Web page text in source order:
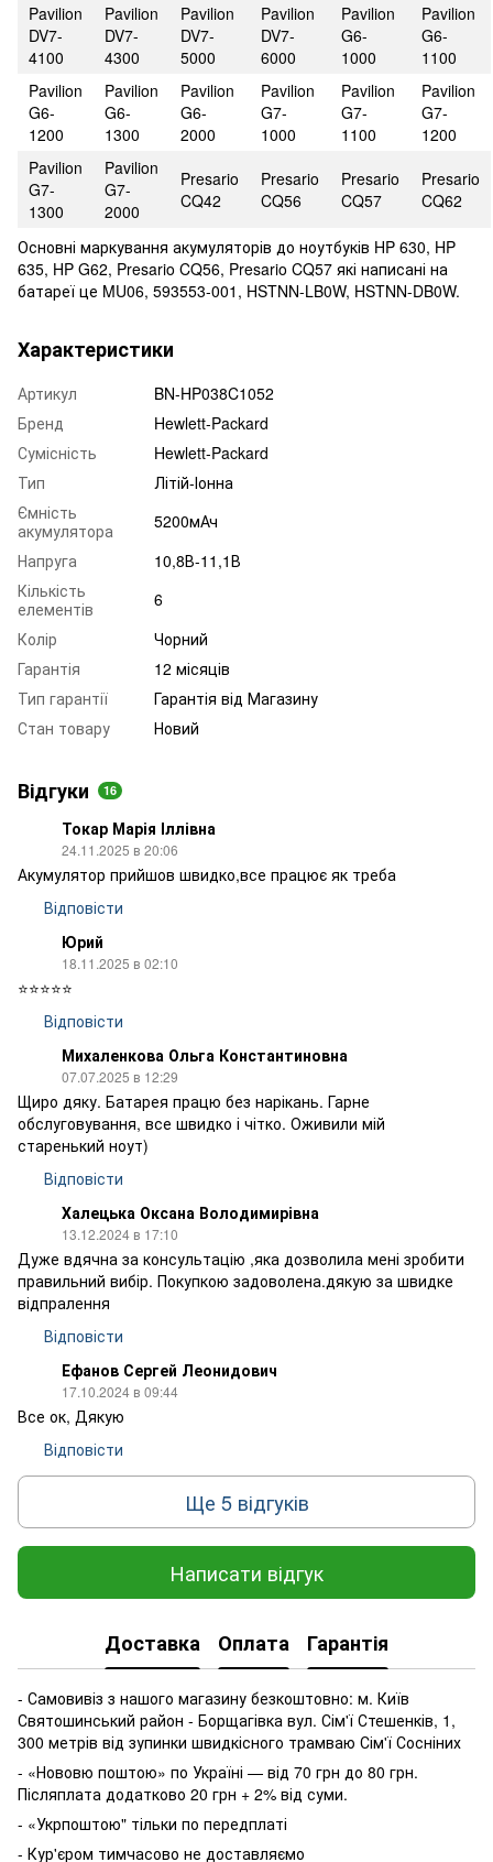
Pavilion
DV7-
4100
Pavilion
DV7-
4300
Pavilion
DV7-
5000
Pavilion
DV7-
6000
Pavilion
G6-
1000
Pavilion
G6-
1100
Pavilion
G6-
1200
Pavilion
G6-
1300
Pavilion
G6-
2000
Pavilion
G7-
1000
Pavilion
G7-
1100
Pavilion
G7-
1200
Pavilion
G7-
1300
Pavilion
G7-
2000
Presario
CQ42
Presario
CQ56
Presario
CQ57
Presario
CQ62
Основні маркування акумуляторів до ноутбуків HP 630, HP
635, HP G62, Presario CQ56, Presario CQ57 які написані на
батареї це MU06, 593553-001, HSTNN-LB0W, HSTNN-DB0W.
Характеристики
Артикул
BN-HP038C1052
Бренд
Hewlett-Packard
Сумісність
Hewlett-Packard
Тип
Літій-Іонна
Ємність
акумулятора
5200мАч
Напруга
10,8В-11,1В
Кількість
елементів
6
Колір
Чорний
Гарантія
12 місяців
Тип гарантії
Гарантія від Магазину
Стан товару
Новий
Відгуки 16
Токар Марія Іллівна
24.11.2025 в 20:06
Акумулятор прийшов швидко,все працює як треба
Відповісти
Юрий
18.11.2025 в 02:10
⭐⭐⭐⭐⭐
Відповісти
Михаленкова Ольга Константиновна
07.07.2025 в 12:29
Щиро дяку. Батарея працю без нарікань. Гарне
обслуговування, все швидко і чітко. Оживили мій
старенький ноут)
Відповісти
Халецька Оксана Володимирівна
13.12.2024 в 17:10
Дуже вдячна за консультацію ,яка дозволила мені зробити
правильний вибір. Покупкою задоволена.дякую за швидке
відпралення
Відповісти
Ефанов Сергей Леонидович
17.10.2024 в 09:44
Все ок, Дякую
Відповісти
Ще 5 відгуків
Написати відгук
Доставка Оплата Гарантія
- Самовивіз з нашого магазину безкоштовно: м. Київ
Святошинський район - Борщагівка вул. Сім'ї Стешенків, 1,
300 метрів від зупинки швидкісного трамваю Сім'ї Сосніних
- «Нововю поштою» по Україні — від 70 грн до 80 грн.
Післяплата додатково 20 грн + 2% від суми.
- «Укрпоштою" тільки по передплаті
- Кур'єром тимчасово не доставляємо